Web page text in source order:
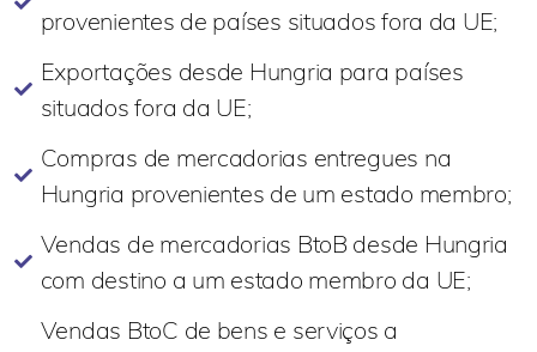
provenientes de países situados fora da UE;
Exportações desde Hungria para países
situados fora da UE;
Compras de mercadorias entregues na
Hungria provenientes de um estado membro;
Vendas de mercadorias BtoB desde Hungria
com destino a um estado membro da UE;
Vendas BtoC de bens e serviços a